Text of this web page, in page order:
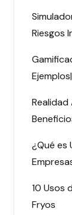
Riesgos
¿Qué es
10 Usos
Fryos